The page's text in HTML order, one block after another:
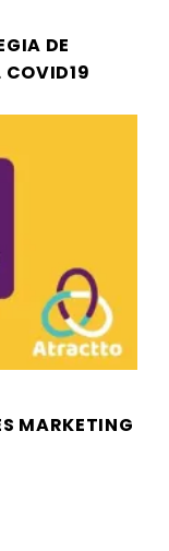
DE
COVID19
MARKETING